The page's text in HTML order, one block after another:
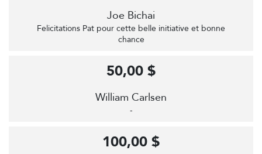
Joe Bichai
Felicitations Pat pour cette belle initiative et bonne
chance
William Carlsen
-
50,00 $
100,00 $